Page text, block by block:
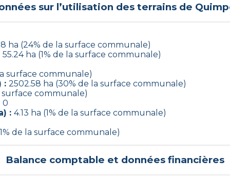
sur l’utilisation des terrains de
ha (24% de la surface communale)
55.24 ha (1% de la surface communale)
surface communale)
: 2502.58 ha (30% de la surface communale)
surface communale)
0
: 4.13 ha (1% de la surface communale)
de la surface communale)
Balance comptable et données financières